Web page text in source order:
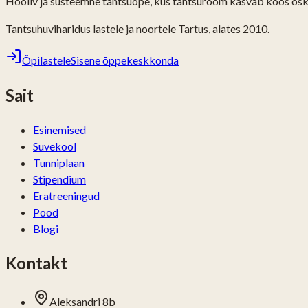
Tantsuhuviharidus lastele ja noortele Tartus, alates 2010.
ÕpilasteleSisene õppekeskkonda
Sait
Esinemised
Suvekool
Tunniplaan
Stipendium
Eratreeningud
Pood
Blogi
Kontakt
Aleksandri 8b